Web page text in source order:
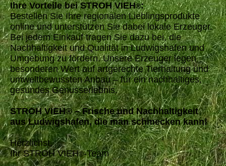
Ihre Vorteile bei STROH VIEH®:
Bestellen Sie Ihre regionalen Lieblingsprodukte
online und unterstützen Sie dabei lokale Erzeuger.
Bei jedem Einkauf tragen Sie dazu bei, die
Nachhaltigkeit und Qualität in Ludwigshafen und
Umgebung zu fördern. Unsere Erzeuger legen
besonderen Wert auf artgerechte Tierhaltung und
umweltbewussten Anbau – für ein nachhaltiges,
gesundes Genusserlebnis.
STROH VIEH® – Frische und Nachhaltigkeit
aus Ludwigshafen, die man schmecken kann!
Herzlichst,
Ihr STROH VIEH®-Team